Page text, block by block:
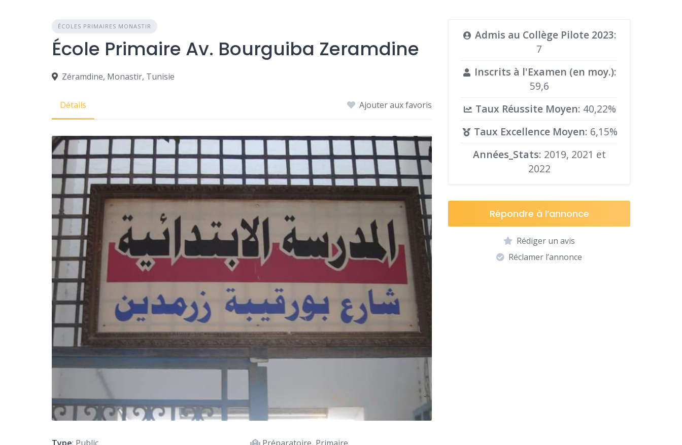
ÉCOLES PRIMAIRES MONASTIR
École Primaire Av. Bourguiba Zeramdine
Zéramdine, Monastir, Tunisie
Détails Ajouter aux favoris
Admis au Collège Pilote 2023:
7
Inscrits à l'Examen (en moy.):
59,6
Taux Réussite Moyen: 40,22%
Taux Excellence Moyen: 6,15%
Années_Stats: 2019, 2021 et
2022
Répondre à l’annonce
Rédiger un avis
Réclamer l’annonce